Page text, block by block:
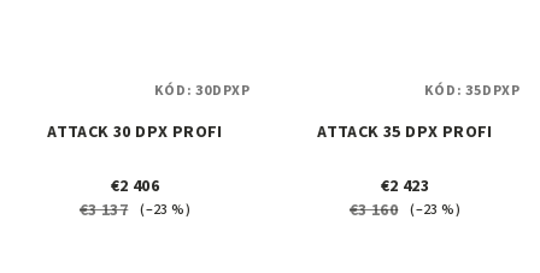
ATTACK 30 DPX PROFI
€2 406
€3 137 (–23 %)
KÓD:30DPXP
ATTACK 35 DPX PROFI
€2 423
€3 160 (–23 %)
KÓD:35DPXP